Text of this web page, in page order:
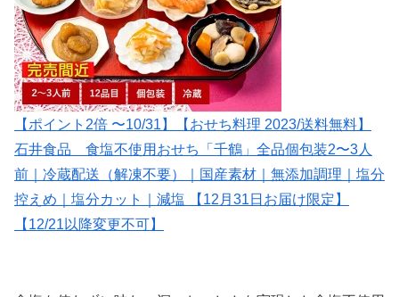
【ポイント2倍 〜10/31】【おせち料理 2023/送料無料】
石井食品 食塩不使用おせち「千鶴」全品個包装2〜3人
前｜冷蔵配送（解凍不要）｜国産素材｜無添加調理｜塩分
控えめ｜塩分カット｜減塩 【12月31日お届け限定】
【12/21以降変更不可】